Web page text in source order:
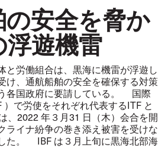
安全を脅か
遊機雷
と労働組合は、黒海に機雷が浮遊し
け、通航船舶の安全を確保する対策
各国政府に要請している。 国際
で労使をそれぞれ代表するITF と
、2022 年３月31 日（木）会合を開
ライナ紛争の巻き添え被害を受けな
た。 IBF は３月上旬に黒海北部海